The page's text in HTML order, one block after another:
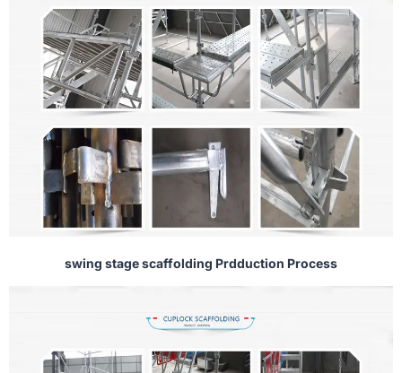
swing stage scaffolding Prdduction Process